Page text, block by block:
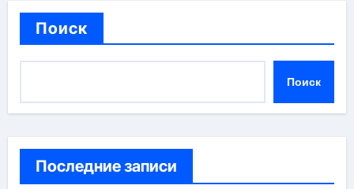
Поиск
Поиск
Последние записи